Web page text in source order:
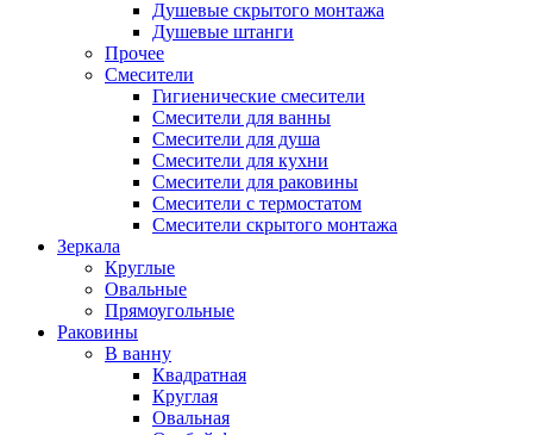
Душевые скрытого монтажа
Душевые штанги
Прочее
Смесители
Гигиенические смесители
Смесители для ванны
Смесители для душа
Смесители для кухни
Смесители для раковины
Смесители с термостатом
Смесители скрытого монтажа
Зеркала
Круглые
Овальные
Прямоугольные
Раковины
В ванну
Квадратная
Круглая
Овальная